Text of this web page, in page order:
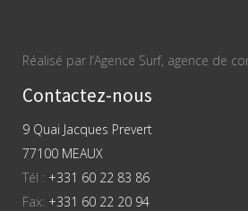
Réalisé par l’Agence Surf, agence de
Contactez-nous
9 Quai Jacques Prevert
77100 MEAUX
Tél : +331 60 22 83 86
Fax: +331 60 22 20 94